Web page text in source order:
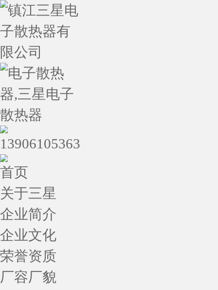
首页
关于三星
企业简介
企业文化
荣誉资质
厂容厂貌